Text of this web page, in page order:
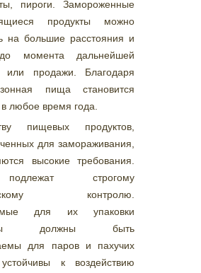
пироги. Замороженные
продукты можно
на большие расстояния и
момента дальнейшей
или продажи. Благодаря
пища становится
любое время года.
пищевых продуктов,
для замораживания,
высокие требования.
строгому
контролю.
для их упаковки
должны быть
для паров и пахучих
к воздействию